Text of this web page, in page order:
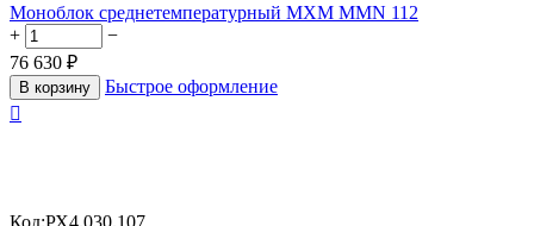
Моноблок среднетемпературный МХМ MMN 112
+
−
76 630 ₽
В корзину
Быстрое оформление

Код:РХ4.030.107